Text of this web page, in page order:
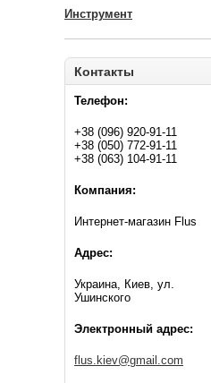
Инструмент
Контакты
Телефон:
+38 (096) 920-91-11
+38 (050) 772-91-11
+38 (063) 104-91-11
Компания:
Интернет-магазин Flus
Адрес:
Украина, Киев, ул.
Ушинского
Электронный адрес:
flus.kiev@gmail.com